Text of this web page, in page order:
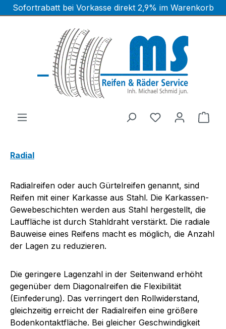
Zum Hauptinhalt springen
Sofortrabatt bei Vorkasse direkt 2,9% im Warenkorb
Radial
Radialreifen oder auch Gürtelreifen genannt, sind
Reifen mit einer Karkasse aus Stahl. Die Karkassen-
Gewebeschichten werden aus Stahl hergestellt, die
Lauffläche ist durch Stahldraht verstärkt. Die radiale
Bauweise eines Reifens macht es möglich, die Anzahl
der Lagen zu reduzieren.
Die geringere Lagenzahl in der Seitenwand erhöht
gegenüber dem Diagonalreifen die Flexibilität
(Einfederung). Das verringert den Rollwiderstand,
gleichzeitig erreicht der Radialreifen eine größere
Bodenkontaktfläche. Bei gleicher Geschwindigkeit